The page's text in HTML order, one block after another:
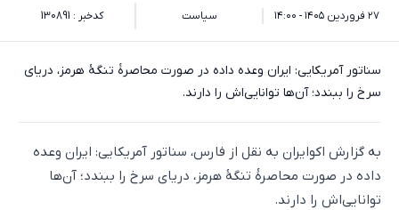
۲۷ فروردین ۱۴۰۵ - ۱۴:۰۰ سیاست کدخبر : 130891
سناتور آمریکایی: ایران وعده داده در صورت محاصرهٔ تنگهٔ هرمز، دریای
سرخ را ببندد؛ آن‌ها توانایی‌اش را دارند.
به گزارش اکوایران به نقل از فارس، سناتور آمریکایی: ایران وعده
داده در صورت محاصرهٔ تنگهٔ هرمز، دریای سرخ را ببندد؛ آن‌ها
توانایی‌اش را دارند.